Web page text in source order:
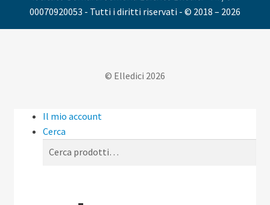
00070920053 - Tutti i diritti riservati - © 2018 – 2026
© Elledici 2026
Il mio account
Cerca